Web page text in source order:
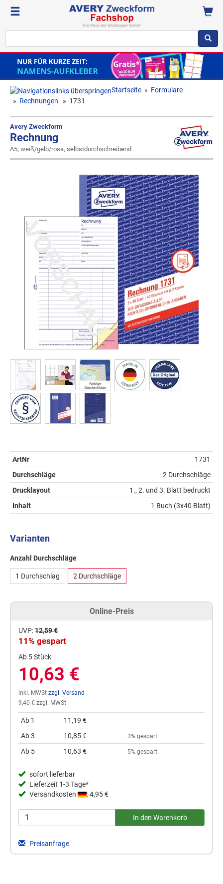
Startseite » Formulare
» Rechnungen » 1731
Avery Zweckform
Rechnung
A5, weiß/gelb/rosa, selbstdurchschreibend
ArtNr
1731
Durchschläge
2 Durchschläge
Drucklayout
1., 2. und 3. Blatt bedruckt
Inhalt
1 Buch (3x40 Blatt)
Varianten
Anzahl Durchschläge
1 Durchschlag 2 Durchschläge
Online-Preis
UVP:12,59 €
11% gespart
Ab 5 Stück
10,63 €
inkl. MWSt zzgl. Versand
9,40 € zzgl. MWSt
Ab 1
11,19 €
Ab 3
10,85 € 3% gespart
Ab 5 10,63 € 5% gespart
sofort lieferbar
Lieferzeit 1-3 Tage*
Versandkosten
: 4,95 €
Preisanfrage